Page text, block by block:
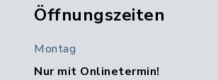
Öffnungszeiten
Montag
Nur mit Onlinetermin!